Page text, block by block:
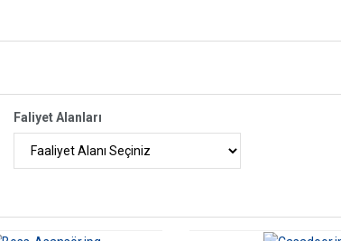
Faliyet Alanları